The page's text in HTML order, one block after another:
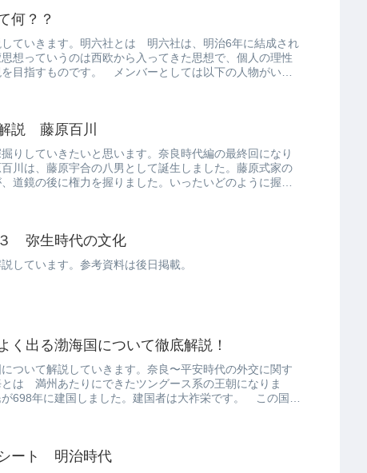
何？？
ていきます。明六社とは 明六社は、明治6年に結成され
想っていうのは西欧から入ってきた思想で、個人の理性
目指すものです。 メンバーとしては以下の人物がいま
説 藤原百川
りしていきたいと思います。奈良時代編の最終回になり
川は、藤原宇合の八男として誕生しました。藤原式家の
道鏡の後に権力を握りました。いったいどのように握っ
３ 弥生時代の文化
しています。参考資料は後日掲載。
く出る渤海国について徹底解説！
ついて解説していきます。奈良〜平安時代の外交に関す
は 満州あたりにできたツングース系の王朝になりま
698年に建国しました。建国者は大祚栄です。 この国
シート 明治時代